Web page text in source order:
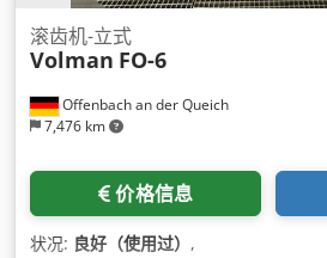
Offenbach an der Queich
7,476 km
滚齿机-立式
Volman FO-6
价格信息
状况: 良好（使用过） ,